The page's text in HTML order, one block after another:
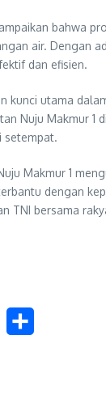
bahwa
air. Dengan
dan efisien.
kunci utama
Nuju Makmur 1
setempat.
Makmur 1
dengan
TNI bersama